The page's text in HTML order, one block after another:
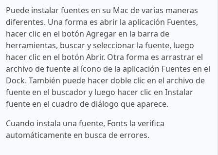
Puede instalar fuentes en su Mac de varias maneras
diferentes. Una forma es abrir la aplicación Fuentes,
hacer clic en el botón Agregar en la barra de
herramientas, buscar y seleccionar la fuente, luego
hacer clic en el botón Abrir. Otra forma es arrastrar el
archivo de fuente al ícono de la aplicación Fuentes en el
Dock. También puede hacer doble clic en el archivo de
fuente en el buscador y luego hacer clic en Instalar
fuente en el cuadro de diálogo que aparece.
Cuando instala una fuente, Fonts la verifica
automáticamente en busca de errores.